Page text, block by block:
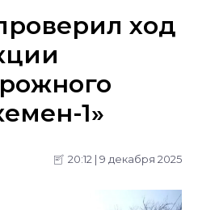
ход
1»
20:12 | 9 декабря 2025